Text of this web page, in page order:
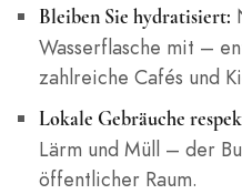
Bleiben Sie hydratisiert:
Wasserflasche mit –
zahlreiche Cafés und
Lokale Gebräuche
Lärm und Müll – der
öffentlicher Raum.